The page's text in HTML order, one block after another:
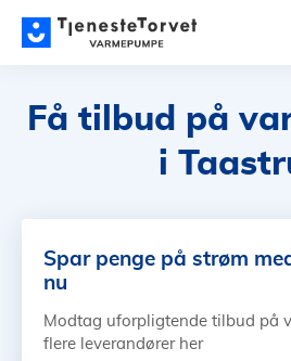
Få tilbud på
i
Spar penge på strøm
nu
Modtag uforpligtende tilbud på
flere leverandører her